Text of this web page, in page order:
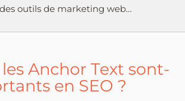
outils de marketing web…
Anchor Text sont-
en SEO ?